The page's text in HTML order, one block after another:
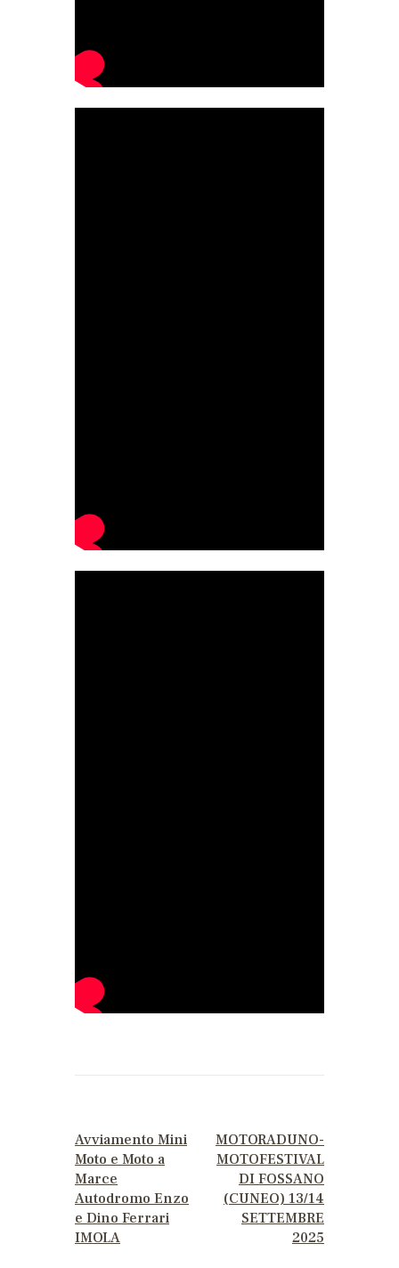
Avviamento Mini
Moto e Moto a
Marce
Autodromo Enzo
e Dino Ferrari
IMOLA
MOTORADUNO-
MOTOFESTIVAL
DI FOSSANO
(CUNEO) 13/14
SETTEMBRE
2025